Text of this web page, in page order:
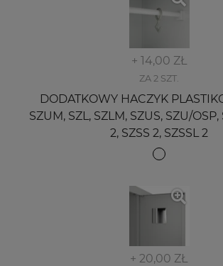
+ 14,00 ZŁ
ZA 2 SZT.
DODATKOWY HACZYK
SZUM, SZL, SZLM, SZUS, SZU/OSP,
2, SZSS 2, SZSSL 2
+ 20,00 ZŁ